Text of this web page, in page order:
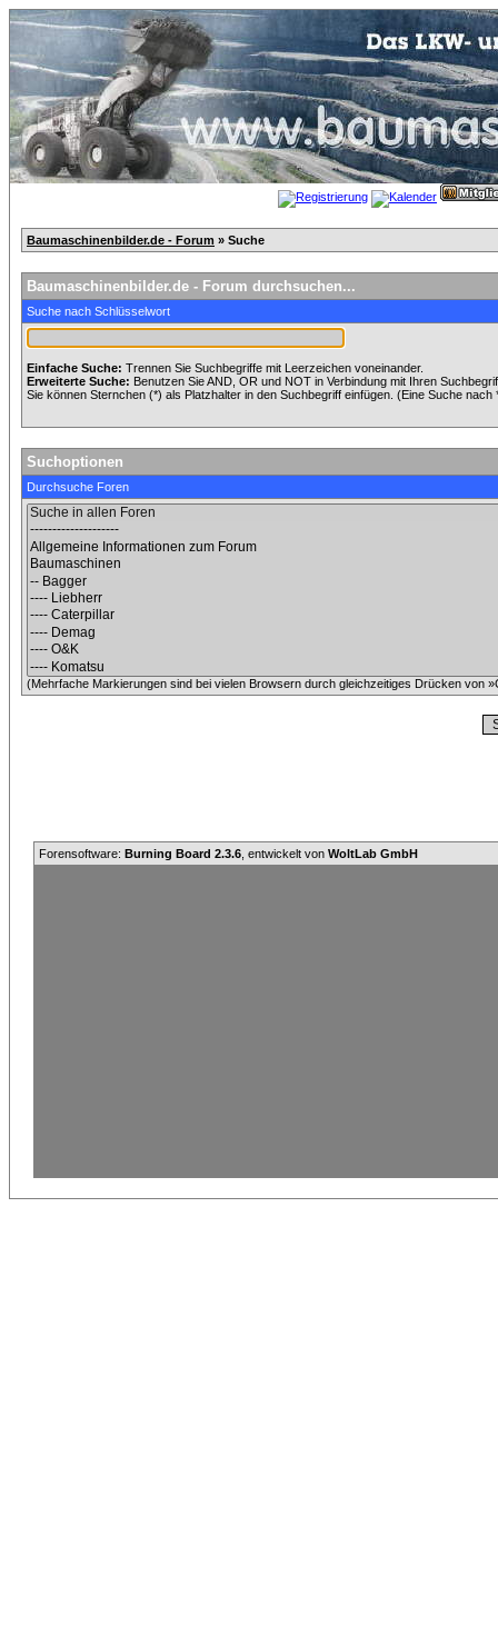
Baumaschinenbilder.de - Forum » Suche
Baumaschinenbilder.de - Forum durchsuchen...
Suche nach Schlüsselwort
Einfache Suche: Trennen Sie Suchbegriffe mit Leerzeichen voneinander.
Erweiterte Suche: Benutzen Sie AND, OR und NOT in Verbindung mit Ihren
Sie können Sternchen (*) als Platzhalter in den Suchbegriff einfügen. (Eine Suche
Suchoptionen
Durchsuche Foren
(Mehrfache Markierungen sind bei vielen Browsern durch gleichzeitiges Drücken von
Forensoftware: Burning Board 2.3.6 , entwickelt von WoltLab GmbH